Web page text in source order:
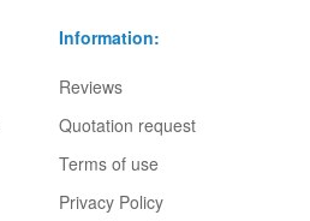
Information:
Reviews
Quotation request
Terms of use
Privacy Policy